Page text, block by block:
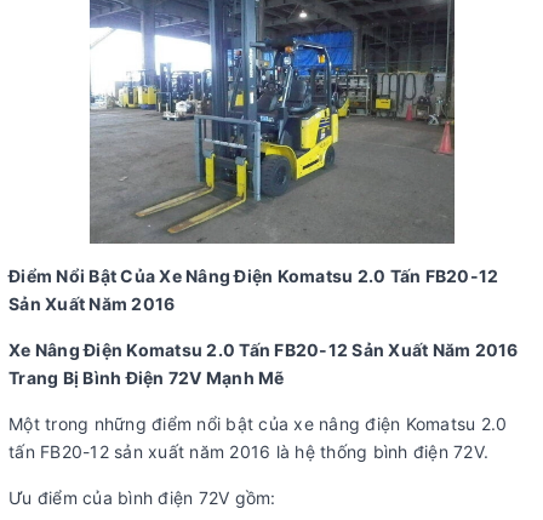
Điểm Nổi Bật Của Xe Nâng Điện Komatsu 2.0 Tấn FB20-12
Sản Xuất Năm 2016
Xe Nâng Điện Komatsu 2.0 Tấn FB20-12 Sản Xuất Năm 2016
Trang Bị Bình Điện 72V Mạnh Mẽ
Một trong những điểm nổi bật của xe nâng điện Komatsu 2.0
tấn FB20-12 sản xuất năm 2016 là hệ thống bình điện 72V.
Ưu điểm của bình điện 72V gồm: